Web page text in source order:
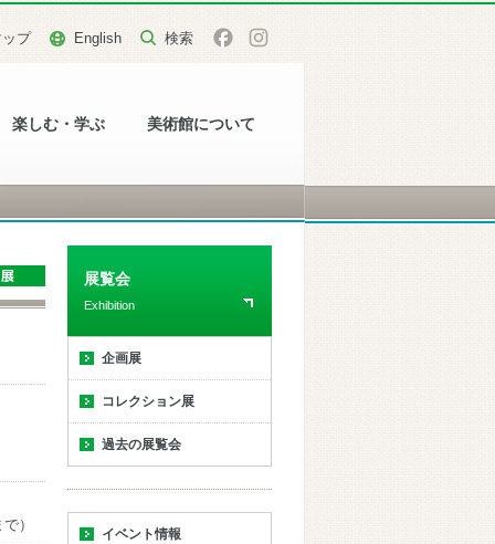
楽しむ・学ぶ 美術館について
プ English
）
展覧会
Exhibition
企画展
コレクション展
過去の展覧会
イベント情報